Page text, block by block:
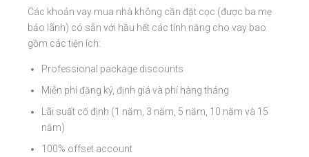
Các khoản vay mua nhà không cần đặt cọc (được ba mẹ
bảo lãnh) có sẵn với hầu hết các tính năng cho vay bao
gồm các tiện ích:
Professional package discounts
Miễn phí đăng ký, định giá và phí hàng tháng
Lãi suất cố định (1 năm, 3 năm, 5 năm, 10 năm và 15
năm)
100% offset account